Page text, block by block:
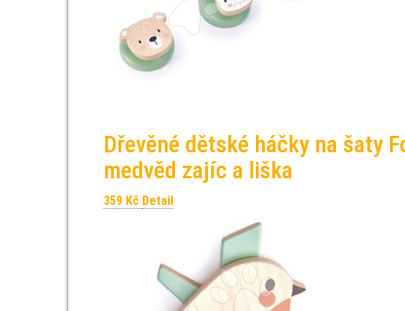
Dřevěné dětské háčky na šaty
medvěd zajíc a liška
359 Kč Detail